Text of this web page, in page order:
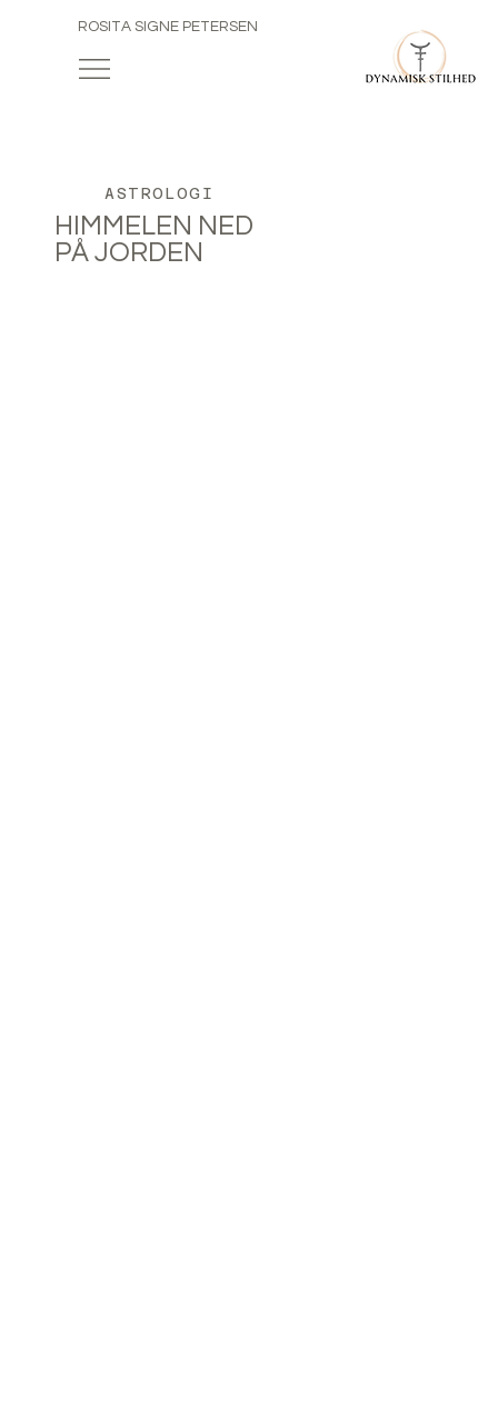
ROSITA SIGNE PETERSEN
ASTROLOGI
HIMMELEN NED
PÅ JORDEN